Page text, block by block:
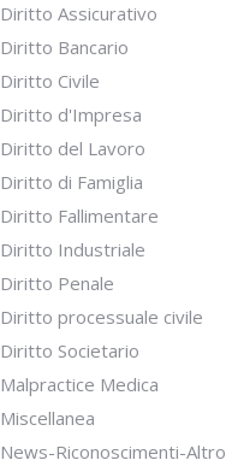
Diritto Assicurativo
Diritto Bancario
Diritto Civile
Diritto d'Impresa
Diritto del Lavoro
Diritto di Famiglia
Diritto Fallimentare
Diritto Industriale
Diritto Penale
Diritto processuale civile
Diritto Societario
Malpractice Medica
Miscellanea
News-Riconoscimenti-Altro